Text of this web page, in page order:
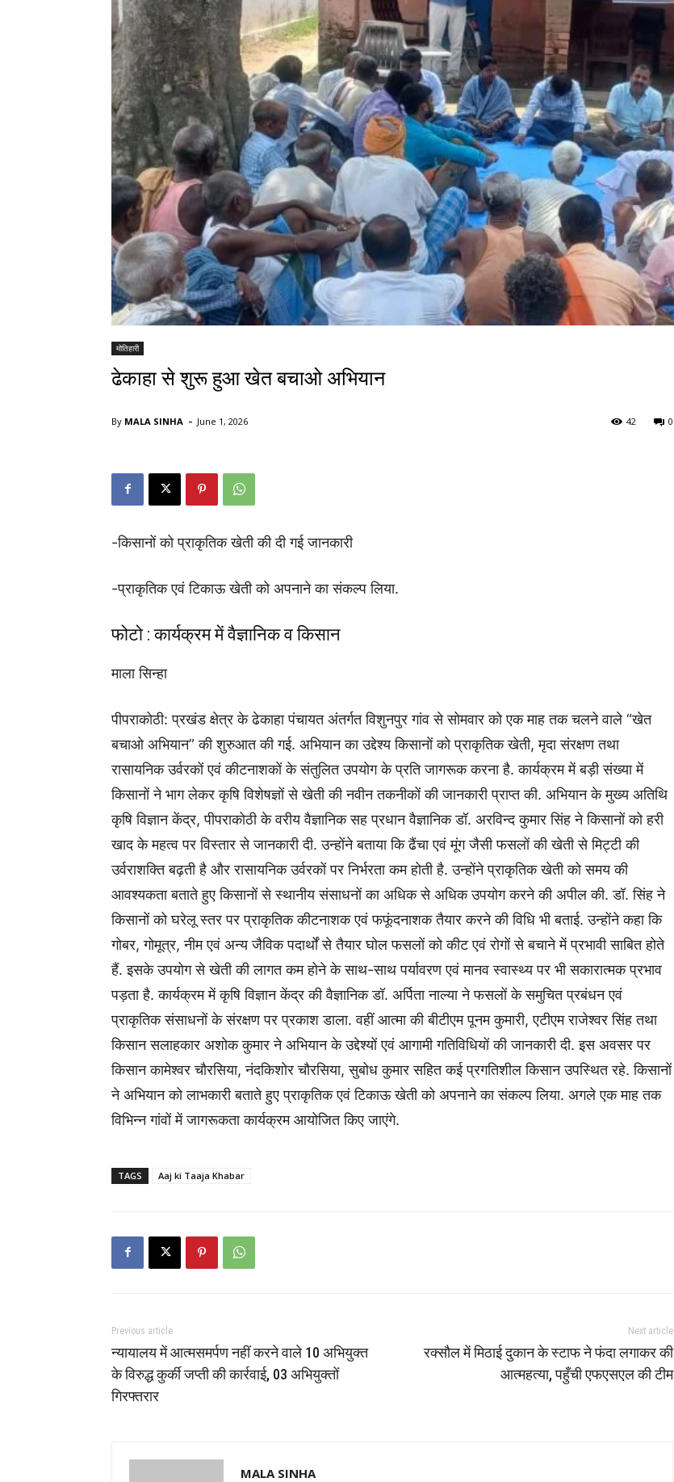
Oplus_131072
मोतिहारी
ढेकाहा से शुरू हुआ खेत बचाओ अभियान
By MALA SINHA - June 1, 2026 0
42
-किसानों को प्राकृतिक खेती की दी गई जानकारी
-प्राकृतिक एवं टिकाऊ खेती को अपनाने का संकल्प लिया.
फोटो : कार्यक्रम में वैज्ञानिक व किसान
माला सिन्हा
पीपराकोठी: प्रखंड क्षेत्र के ढेकाहा पंचायत अंतर्गत विशुनपुर गांव से सोमवार को एक माह तक चलने वाले “खेत
बचाओ अभियान” की शुरुआत की गई. अभियान का उद्देश्य किसानों को प्राकृतिक खेती, मृदा संरक्षण तथा
रासायनिक उर्वरकों एवं कीटनाशकों के संतुलित उपयोग के प्रति जागरूक करना है. कार्यक्रम में बड़ी संख्या में
किसानों ने भाग लेकर कृषि विशेषज्ञों से खेती की नवीन तकनीकों की जानकारी प्राप्त की. अभियान के मुख्य अतिथि
कृषि विज्ञान केंद्र, पीपराकोठी के वरीय वैज्ञानिक सह प्रधान वैज्ञानिक डॉ. अरविन्द कुमार सिंह ने किसानों को हरी
खाद के महत्व पर विस्तार से जानकारी दी. उन्होंने बताया कि ढैंचा एवं मूंग जैसी फसलों की खेती से मिट्टी की
उर्वराशक्ति बढ़ती है और रासायनिक उर्वरकों पर निर्भरता कम होती है. उन्होंने प्राकृतिक खेती को समय की
आवश्यकता बताते हुए किसानों से स्थानीय संसाधनों का अधिक से अधिक उपयोग करने की अपील की. डॉ. सिंह ने
किसानों को घरेलू स्तर पर प्राकृतिक कीटनाशक एवं फफूंदनाशक तैयार करने की विधि भी बताई. उन्होंने कहा कि
गोबर, गोमूत्र, नीम एवं अन्य जैविक पदार्थों से तैयार घोल फसलों को कीट एवं रोगों से बचाने में प्रभावी साबित होते
हैं. इसके उपयोग से खेती की लागत कम होने के साथ-साथ पर्यावरण एवं मानव स्वास्थ्य पर भी सकारात्मक प्रभाव
पड़ता है. कार्यक्रम में कृषि विज्ञान केंद्र की वैज्ञानिक डॉ. अर्पिता नाल्या ने फसलों के समुचित प्रबंधन एवं
प्राकृतिक संसाधनों के संरक्षण पर प्रकाश डाला. वहीं आत्मा की बीटीएम पूनम कुमारी, एटीएम राजेश्वर सिंह तथा
किसान सलाहकार अशोक कुमार ने अभियान के उद्देश्यों एवं आगामी गतिविधियों की जानकारी दी. इस अवसर पर
किसान कामेश्वर चौरसिया, नंदकिशोर चौरसिया, सुबोध कुमार सहित कई प्रगतिशील किसान उपस्थित रहे. किसानों
ने अभियान को लाभकारी बताते हुए प्राकृतिक एवं टिकाऊ खेती को अपनाने का संकल्प लिया. अगले एक माह तक
विभिन्न गांवों में जागरूकता कार्यक्रम आयोजित किए जाएंगे.
TAGS Aaj ki Taaja Khabar
Previous article
न्यायालय में आत्मसमर्पण नहीं करने वाले 10 अभियुक्त
के विरुद्ध कुर्की जप्ती की कार्रवाई, 03 अभियुक्तों
गिरफ्तरार
Next article
रक्सौल में मिठाई दुकान के स्टाफ ने फंदा लगाकर की
आत्महत्या, पहुँची एफएसएल की टीम
MALA SINHA